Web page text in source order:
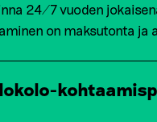
24/7 vuoden
on maksutonta ja